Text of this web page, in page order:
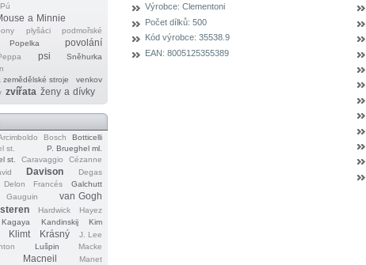
a Minnie
plyšáci
podmořské
Popelka povolání
psi
Sněhurka
stroje
venkov
zvířata ženy a dívky
Bosch
Botticelli
st.
P. Brueghel ml.
st.
Caravaggio
Cézanne
Davison
Degas
Delon Francés
Galchutt
Gauguin
van Gogh
Hardwick
Hayez
Kagaya Kandinskij Kim
Klimt Krásný
J. Lee
Lušpin Macke
Macneil Manet
Výrobce: Clementoni
Počet dílků: 500
Kód výrobce: 35538.9
EAN: 8005125355389